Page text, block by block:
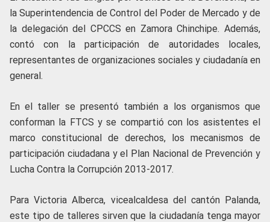
la Superintendencia de Control del Poder de Mercado y de
la delegación del CPCCS en Zamora Chinchipe. Además,
contó con la participación de autoridades locales,
representantes de organizaciones sociales y ciudadanía en
general.
En el taller se presentó también a los organismos que
conforman la FTCS y se compartió con los asistentes el
marco constitucional de derechos, los mecanismos de
participación ciudadana y el Plan Nacional de Prevención y
Lucha Contra la Corrupción 2013-2017.
Para Victoria Alberca, vicealcaldesa del cantón Palanda,
este tipo de talleres sirven que la ciudadanía tenga mayor